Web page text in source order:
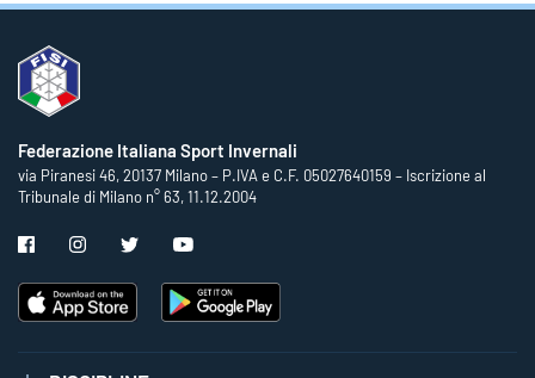
Federazione Italiana Sport Invernali
via Piranesi 46, 20137 Milano – P.IVA e C.F. 05027640159 – Iscrizione al
Tribunale di Milano n° 63, 11.12.2004